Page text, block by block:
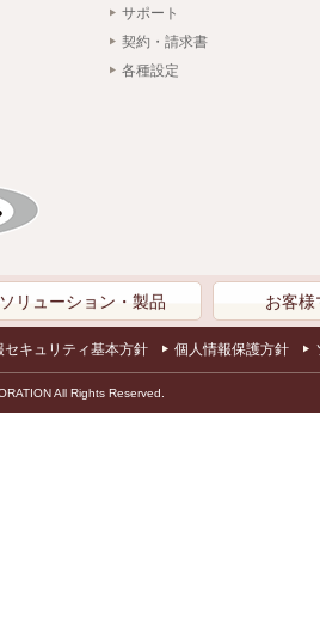
サポート
契約・請求書
各種設定
ソリューション・製品 お客様
セキュリティ基本方針 個人情報保護方針
All Rights Reserved.